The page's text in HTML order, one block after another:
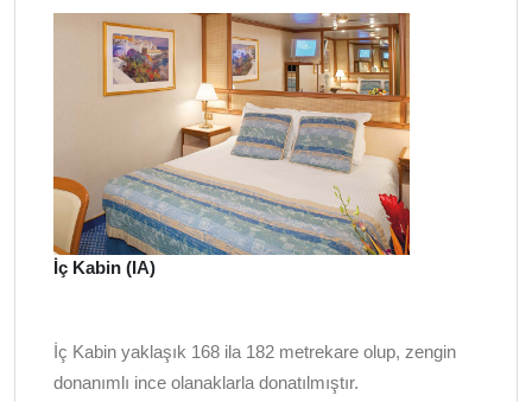
İç Kabin (IA)
İç Kabin yaklaşık 168 ila 182 metrekare olup, zengin
donanımlı ince olanaklarla donatılmıştır.